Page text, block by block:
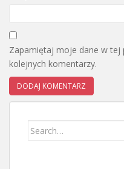
Zapamiętaj moje dane w tej
kolejnych komentarzy.
Search